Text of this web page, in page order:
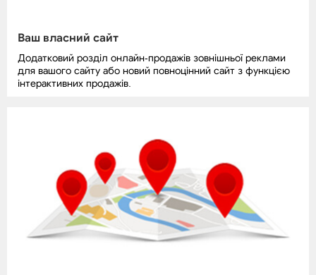
Ваш власний сайт
Додатковий розділ онлайн-продажів зовнішньої реклами
для вашого сайту або новий повноцінний сайт з функцією
інтерактивних продажів.